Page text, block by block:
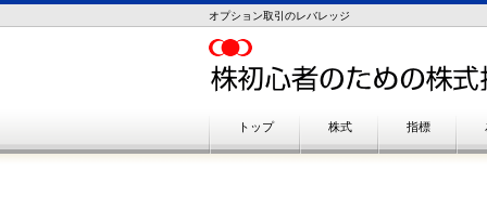
オプション取引のレバレッジ
トップ 株式 指標